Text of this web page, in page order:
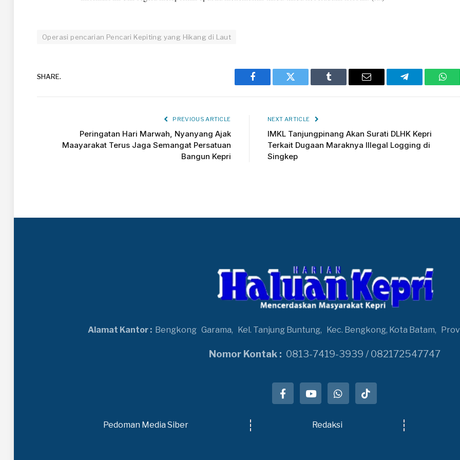
Operasi pencarian Pencari Kepiting yang Hikang di Laut
SHARE.
Facebook Twitter Tumblr Email Telegram
PREVIOUS ARTICLE
Peringatan Hari Marwah, Nyanyang Ajak
Maayarakat Terus Jaga Semangat Persatuan
Bangun Kepri
NEXT ARTICLE
IMKL Tanjungpinang Akan Surati DLHK Kepri
Terkait Dugaan Maraknya Illegal Logging di
Singkep
Alamat Kantor : Bengkong Garama, Kel. Tanjung Buntung, Kec. Bengkong, Kota Batam,
Nomor Kontak : 0813-7419-3939 / 082172547747
Pedoman Media Siber Redaksi